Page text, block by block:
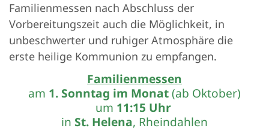
Familienmessen nach Abschluss der
Vorbereitungszeit auch die Möglichkeit, in
unbeschwerter und ruhiger Atmosphäre die
erste heilige Kommunion zu empfangen.
Familienmessen
am 1. Sonntag im Monat(ab Oktober)
um 11:15 Uhr
in St. Helena, Rheindahlen